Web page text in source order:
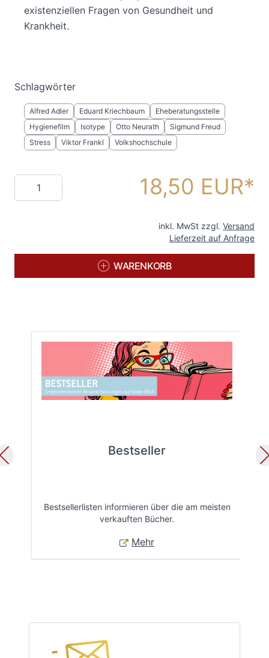
existenziellen Fragen von Gesundheit und
Krankheit.
Schlagwörter
Alfred Adler Eduard Kriechbaum
Eheberatungsstelle
Hygienefilm
Isotype Otto Neurath
Sigmund Freud
Stress
Viktor Frankl Volkshochschule
Menge 18,50 EUR
inkl. MwSt zzgl. Versand
Lieferzeit auf Anfrage
WARENKORB
Bestseller
Bestsellerlisten informieren über die am meisten
verkauften Bücher.
Mehr